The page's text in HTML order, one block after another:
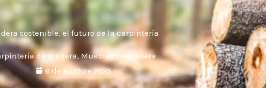
sostenible, el futuro de la carpintería
de madera,Muebles de madera
8 de abril de 2025